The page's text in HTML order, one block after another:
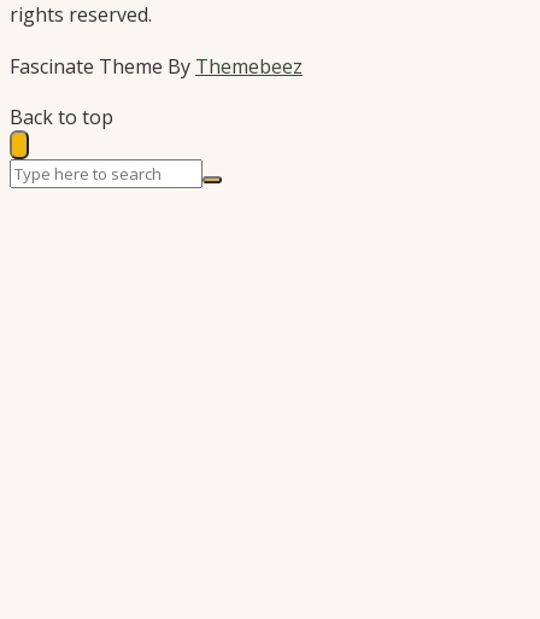
rights reserved.
Fascinate Theme By Themebeez
Back to top